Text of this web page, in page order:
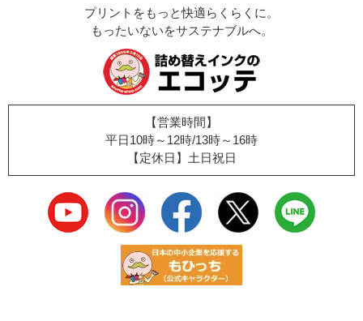
プリントをもっと快適らくらくに。
もったいないをサステナブルへ。
【営業時間】
平日10時～12時/13時～16時
【定休日】土日祝日